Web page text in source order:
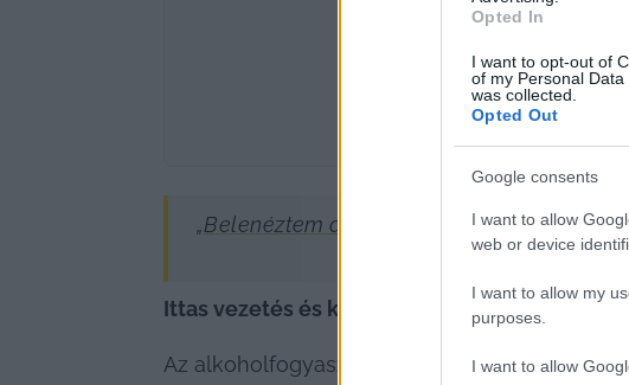
Opted In
I want to opt-out of
of my Personal
was collected.
Opted Out
Google consents
I want to allow
web or device
I want to allow my
purposes.
I want to allow
„Belenéztem a tükörbe, és nem akartam
Ittas vezetés és közlekedési balesetek
Az alkoholfogyasztás nemcsak az